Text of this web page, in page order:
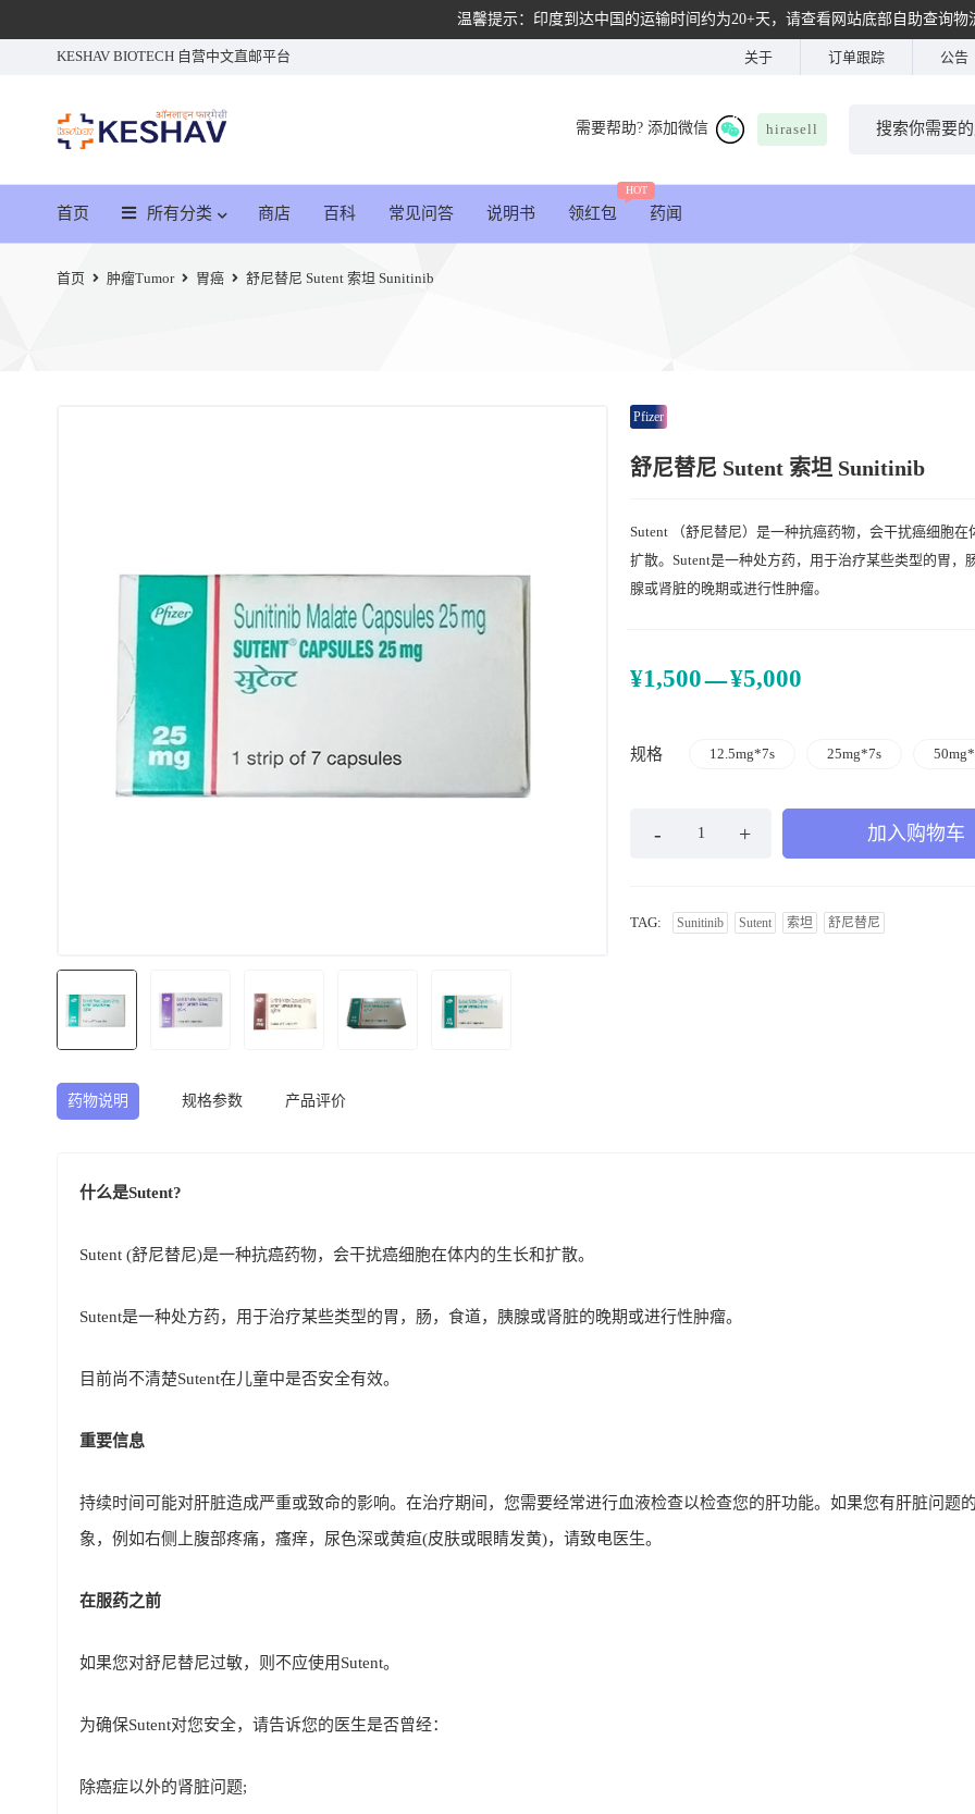
温馨提示：印度到达中国的运输时间约为20+天，请查看网站底部自助查询物
KESHAV BIOTECH 自营中文直邮平台 关于 订单跟踪 公告
需要帮助? 添加微信 hirasell
首页 所有分类 商店 百科 常见问答 说明书 领红包
HOT
药闻
首页 肿瘤Tumor 胃癌 舒尼替尼 Sutent 索坦 Sunitinib
Pfizer
舒尼替尼 Sutent 索坦 Sunitinib
Sutent （舒尼替尼）是一种抗癌药物，会干扰癌细胞在
扩散。Sutent是一种处方药，用于治疗某些类型的胃，
腺或肾脏的晚期或进行性肿瘤。
¥1,500–¥5,000
规格 12.5mg*7s 25mg*7s
加入购物车
TAG: Sunitinib Sutent 索坦 舒尼替尼
药物说明 规格参数 产品评价
什么是Sutent?
Sutent (舒尼替尼)是一种抗癌药物，会干扰癌细胞在体内的生长和扩散。
Sutent是一种处方药，用于治疗某些类型的胃，肠，食道，胰腺或肾脏的晚期或进行性肿瘤。
目前尚不清楚Sutent在儿童中是否安全有效。
重要信息
持续时间可能对肝脏造成严重或致命的影响。在治疗期间，您需要经常进行血液检查以检查您的肝功能。如果您有肝脏问题
象，例如右侧上腹部疼痛，瘙痒，尿色深或黄疸(皮肤或眼睛发黄)，请致电医生。
在服药之前
如果您对舒尼替尼过敏，则不应使用Sutent。
为确保Sutent对您安全，请告诉您的医生是否曾经：
除癌症以外的肾脏问题;